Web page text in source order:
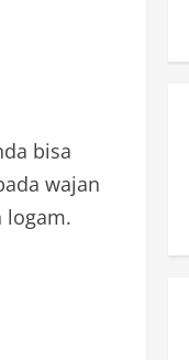
bisa
wajan
logam.